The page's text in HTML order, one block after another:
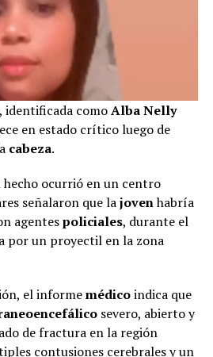
identificada comoAlba Nelly
en estado crítico luego de
cabeza.
hecho ocurrió en un centro
señalaron que lajovenhabría
agentespoliciales, durante el
por un proyectil en la zona
el informemédicoindica que
severo, abierto y
de fractura en la región
contusiones cerebrales y un